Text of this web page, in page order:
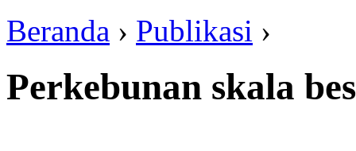
Beranda › Publikasi ›
Perkebunan skala